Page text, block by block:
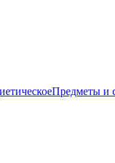
Предметы и